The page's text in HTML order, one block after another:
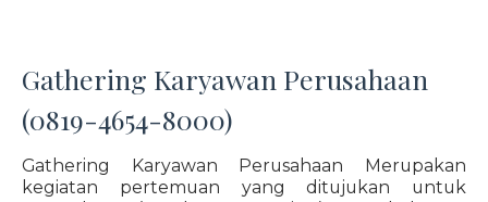
Gathering Karyawan Perusahaan
(0819-4654-8000)
Gathering Karyawan Perusahaan Merupakan
kegiatan pertemuan yang ditujukan untuk